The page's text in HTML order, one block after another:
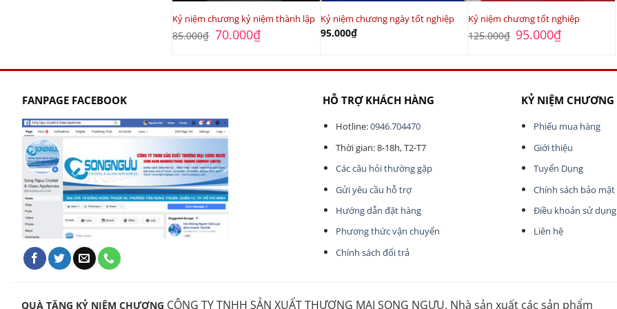
Kỷ niệm chương kỷ niệm thành lập
85.000₫ Giá
gốc
70.000₫Giá
hiện
70.000₫.
Kỷ niệm chương ngày tốt nghiệp
95.000₫
Kỷ niệm chương tốt nghiệp
125.000₫ Giá
gốc
95.000₫Giá
95.000₫.
FANPAGE FACEBOOK HỖ TRỢ KHÁCH HÀNG
Hotline:0946.704470
Thời gian: 8-18h, T2-T7
Các câu hỏi thường gặp
Gửi yêu cầu hỗ trợ
Hướng dẫn đặt hàng
Phương thức vận chuyển
Chính sách đổi trả
KỶ NIỆM CHƯƠNG
Phiếu mua hàng
Giới thiệu
Tuyển Dụng
Chính sách bảo mật
Điều khoản sử dụng
Liên hệ
QUÀ TẶNG KỶ NIỆM CHƯƠNG CÔNG TY TNHH SẢN XUẤT THƯƠNG MẠI SONG NGƯU. Nhà sản xuất các sản phẩm